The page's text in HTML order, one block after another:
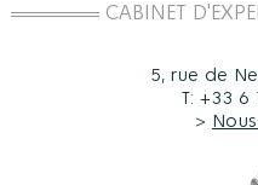
CABINET
5, rue de
T: +33 6
>